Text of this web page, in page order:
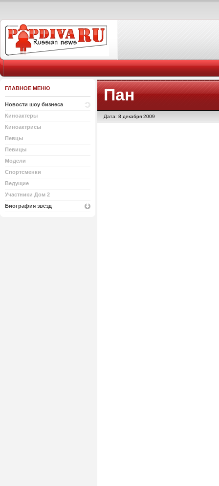
ГЛАВНОЕ МЕНЮ
Новости шоу бизнеса
Киноактеры
Киноактрисы
Певцы
Певицы
Модели
Спортсменки
Ведущие
Участники Дом 2
Биография звёзд
Пан
Дата: 8 декабря 2009